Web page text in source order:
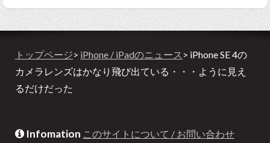
トップページ> iPhone / iPadのニュース > iPhone SE 4の
カメラレンズはかなり飛び出ている・・・ように見え
るだけだった
Infomation このサイトについて / お問い合わせ